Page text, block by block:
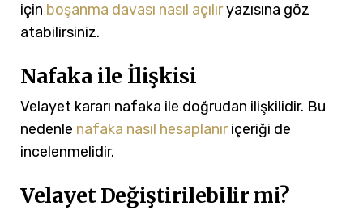
için boşanma davası nasıl açılıryazısına göz
atabilirsiniz.
Nafaka ile İlişkisi
Velayet kararı nafaka ile doğrudan ilişkilidir. Bu
nedenle nafaka nasıl hesaplanıriçeriği de
incelenmelidir.
Velayet Değiştirilebilir mi?